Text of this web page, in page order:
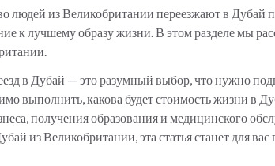
людей из Великобритании переезжают в Дубай
к лучшему образу жизни. В этом разделе мы
в Дубай — это разумный выбор, что нужно
выполнить, какова будет стоимость жизни в
получения образования и медицинского
из Великобритании, эта статья станет для